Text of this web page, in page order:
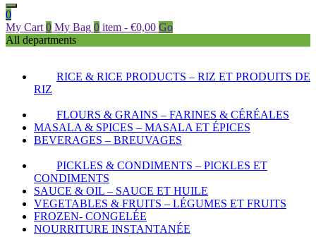
0
My Cart 0 My Bag 0 item - €0,00 Go
All departments
RICE & RICE PRODUCTS – RIZ ET PRODUITS DE
RIZ
FLOURS & GRAINS – FARINES & CÉRÉALES
MASALA & SPICES – MASALA ET ÉPICES
BEVERAGES – BREUVAGES
PICKLES & CONDIMENTS – PICKLES ET
CONDIMENTS
SAUCE & OIL – SAUCE ET HUILE
VEGETABLES & FRUITS – LÉGUMES ET FRUITS
FROZEN- CONGELÉE
NOURRITURE INSTANTANÉE